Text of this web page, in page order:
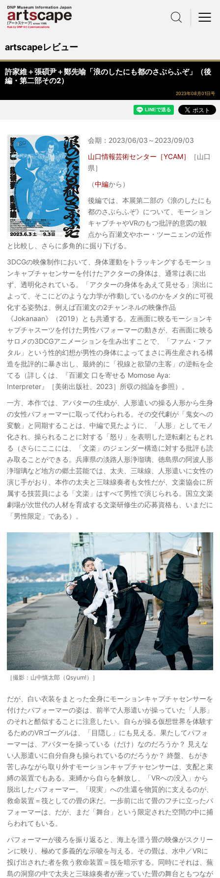
artscapeレビュー
許家維＋張碩尹＋鄭先喻「浪のしたにも都のさぶらふぞ」（後
編・第二部その2）
2023年08月01日号
会期：2023/06/03～2023/09/03
山口情報芸術センター［YCAM］
［山口
県］
（中編から）
後編では、本展第二部の《浪のしたにも
都のさぶらふぞ》について、モーション
キャプチャやVRのもつ批評的意図の観
点から百瀬文やホー・ツーニェンの近作
と比較し、さらに多角的に掘り下げる。
3DCGの映像制作において、身体運動をトラッキングするモーショ
ンキャプチャセンサーを付けたアクターの身体は、通常は表に出
ず、透明化されている。「アクターの身体をあえて見せる」演出に
よって、そこにどのような力学が作動しているのかをメタ的に可視
化する姿勢は、例えば百瀬文の2チャンネルの映像作品
《Jokanaan》（2019）とも共通する。左画面に映るモーションキ
ャプチャスーツを付けた男性パフォーマーの動きが、右画面に映る
サロメの3DCGアニメーションを生み出すことで、「ファム・ファ
タル」という性的幻想が男性の身体によってまさに再生産される構
造を批評的に暴き出し、最終的に「視線と欲望の主客」の逆転を企
てる（詳しくは、『百瀬文 口を寄せる Momose Aya:
Interpreter』［美術出版社、2023］所収の拙論を参照）。
一方、本作では、アバターの生成が、人形遣いの操る人形から生身
の女性パフォーマーに取って代わられる。その交代劇が「鬼女への
変貌」と同期することは、中編で見たように、「人形」としてモノ
化され、操られることに対する「怒り」を表明した逆転劇ともとれ
る（さらにここには、「文楽」のジェンダー構造に対する批評も読
み取ることができる。兵庫県の淡路人形浄瑠璃、徳島県の阿波人形
浄瑠璃など地方の郷土芸能では、太夫、三味線、人形遣いに女性の
演じ手がおり、本作の太夫と三味線奏者も女性だが、文楽協会に所
属する技芸員による「文楽」はすべて男性で演じられる。国立文楽
劇場が次世代の人材を育成する文楽研修生の応募資格も、いまだに
「男性限定」である）。
［撮影：山中慎太郎（Qsyum!）］
だが、白い衣装をまとった全身にモーションキャプチャセンサーを
付けたパフォーマーの姿は、前半で人形遣いが操っていた「人形」
のそれと酷似することに注意したい。自らが操る仮想世界を体験す
るためのVRゴーグルは、「目隠し」にも見える。果たしてパフォ
ーマーは、アバターを操っている（だけ）なのだろうか？ 見えな
い人形遣いに自分自身も操られているのだろうか？ 終盤、もがき
苦しみながら取り外すモーションキャプチャセンサーは、支配と束
縛の装置でもある。束縛から自らを解放し、「VRへの没入」から
脱出したパフォーマー。「現実」への生還を物質的に支えるのが、
救命装置＝筏としての畳の床だ。一歩前に出て畳のフチに立ったパ
フォーマーは、だが、まだ「舞台」という限定された空間の中に捕
らわれてもいる。
パフォーマーが後ろを振り返ると、海上を漂う畳の映像がスクリー
ンに映り、極めて多義的な示唆を与える。その畳は、水中／VRに
投げ出された者を救う救命装置＝筏を暗示する。同時にそれは、蕪
島の洞窟の中で太夫と三味線奏者が座っていた畳の舞台ともつなが
サイト内検索